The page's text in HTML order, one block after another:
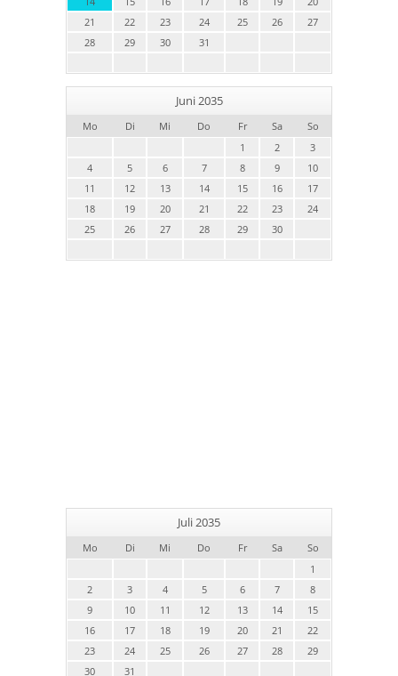
21
22 23 24 25 26
27
28
29 30 31
Juni 2035
Mo Di Mi Do Fr Sa
So
1
2
3
4
5 6 7 8 9
10
11
12 13 14 15 16
17
18
19 20 21 22 23
24
25
26 27 28 29 30
Juli 2035
Mo Di Mi Do Fr Sa
So
1
2
3 4 5 6 7
8
9
10 11 12 13 14
15
16
17 18 19 20 21
22
23
24 25 26 27 28
29
30
31